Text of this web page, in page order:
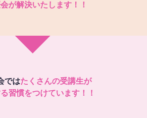
が解決いたします！！
ではたくさんの受講生が
習慣をつけています！！